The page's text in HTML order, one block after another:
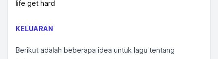
life get hard
KELUARAN
Berikut adalah beberapa idea untuk lagu tentang